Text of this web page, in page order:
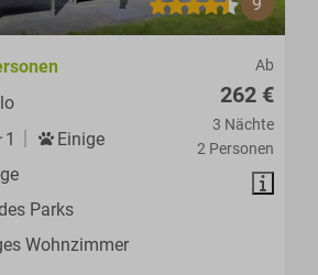
Ab
262 €
3 Nächte
2 Personen
1
Einige
Parks
Wohnzimmer